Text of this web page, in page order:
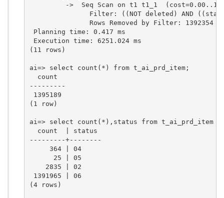
->  Seq Scan on t1 t1_1
Filter: ((NOT deleted) AND
               Rows Removed by Filter: 1392354
Planning time: 0.417 ms
Execution time: 6251.024 ms
(11 rows)
ai=> select count(*) from
  count
---------
1395189
(1 row)
ai=> select count(*),status from t_ai_prd_item
  count  | status
---------+--------
     364 | 04
      25 | 05
    2835 | 02
1391965 | 06
(4 rows)